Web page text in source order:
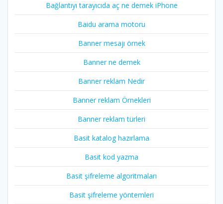
Bağlantıyı tarayıcıda aç ne demek iPhone
Baidu arama motoru
Banner mesajı örnek
Banner ne demek
Banner reklam Nedir
Banner reklam Örnekleri
Banner reklam türleri
Basit katalog hazırlama
Basit kod yazma
Basit şifreleme algoritmaları
Basit şifreleme yöntemleri